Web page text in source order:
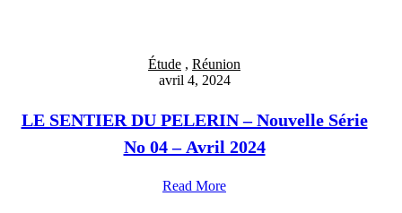
Étude , Réunion
avril 4, 2024
LE SENTIER DU PELERIN – Nouvelle Série
No 04 – Avril 2024
Read More